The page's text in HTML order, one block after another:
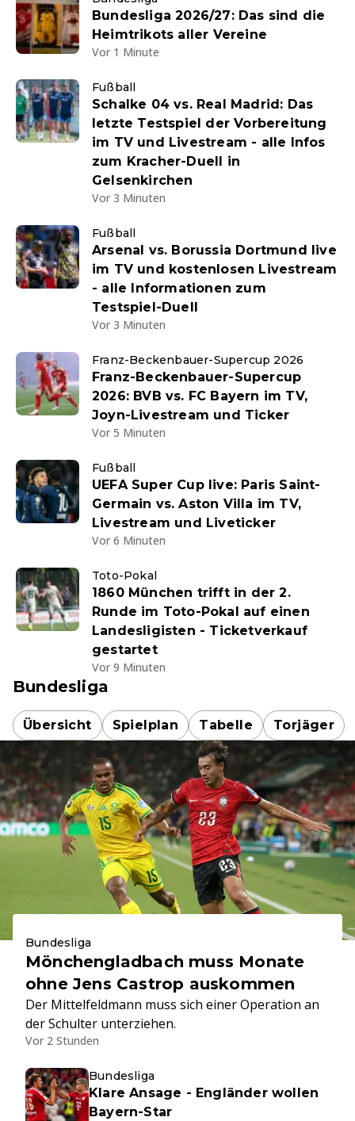
Bundesliga 2026/27: Das sind die
Heimtrikots aller Vereine
Vor 1 Minute
Fußball
Schalke 04 vs. Real Madrid: Das
letzte Testspiel der Vorbereitung
im TV und Livestream - alle Infos
zum Kracher-Duell in
Gelsenkirchen
Vor 3 Minuten
Fußball
Arsenal vs. Borussia Dortmund live
im TV und kostenlosen Livestream
- alle Informationen zum
Testspiel-Duell
Vor 3 Minuten
Franz-Beckenbauer-Supercup 2026
Franz-Beckenbauer-Supercup
2026: BVB vs. FC Bayern im TV,
Joyn-Livestream und Ticker
Vor 5 Minuten
Fußball
UEFA Super Cup live: Paris Saint-
Germain vs. Aston Villa im TV,
Livestream und Liveticker
Vor 6 Minuten
Toto-Pokal
1860 München trifft in der 2.
Runde im Toto-Pokal auf einen
Landesligisten - Ticketverkauf
gestartet
Vor 9 Minuten
Bundesliga
Übersicht Spielplan Tabelle Torjäger
Bundesliga
Mönchengladbach muss Monate
ohne Jens Castrop auskommen
Der Mittelfeldmann muss sich einer Operation an
der Schulter unterziehen.
Vor 2 Stunden
Bundesliga
Klare Ansage - Engländer wollen
Bayern-Star